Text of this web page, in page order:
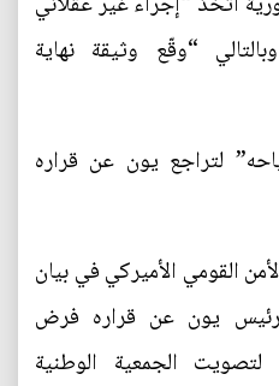
“وقّع وثيقة نهاية
لتراجع يون عن قراره
القومي الأميركي في بيان
يون عن قراره فرض
لتصويت الجمعية الوطنية